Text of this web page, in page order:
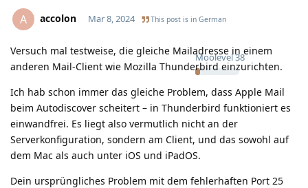
A accolon
Moolevel38
Mar 8, 2024 This post is in German
Versuch mal testweise, die gleiche Mailadresse in einem
anderen Mail-Client wie Mozilla Thunderbird einzurichten.
Ich hab schon immer das gleiche Problem, dass Apple Mail
beim Autodiscover scheitert – in Thunderbird funktioniert es
einwandfrei. Es liegt also vermutlich nicht an der
Serverkonfiguration, sondern am Client, und das sowohl auf
dem Mac als auch unter iOS und iPadOS.
Dein ursprüngliches Problem mit dem fehlerhaften Port 25